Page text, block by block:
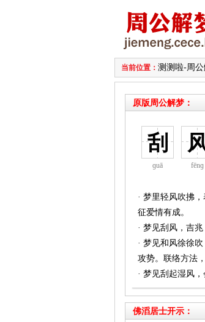
当前位置： 测测啦-周
原版周公解梦：
刮
ɡuā fēnɡ
· 梦里轻风吹拂
征爱情有成。
· 梦见刮风，吉
· 梦见和风徐徐
攻势。联络方法
· 梦见刮起湿风
佛滔居士开示：